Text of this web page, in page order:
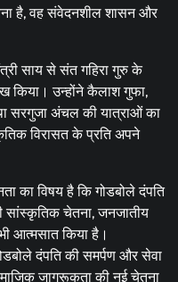
है, वह संवेदनशील शासन और
साय से संत गहिरा गुरु के
किया। उन्होंने कैलाश गुफा,
सरगुजा अंचल की यात्राओं का
विरासत के प्रति अपने
का विषय है कि गोडबोले दंपति
सांस्कृतिक चेतना, जनजातीय
आत्मसात किया है।
दंपति की समर्पण और सेवा
जागरूकता की नई चेतना